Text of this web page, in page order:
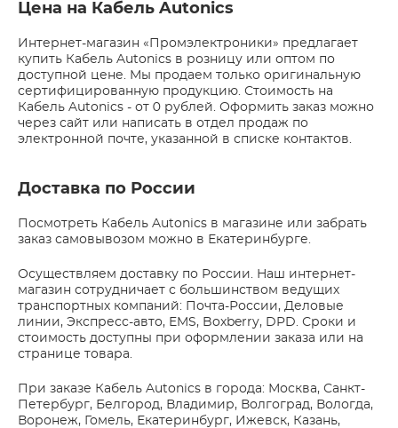
Цена на Кабель Autonics
Интернет-магазин «Промэлектроники» предлагает
купить Кабель Autonics в розницу или оптом по
доступной цене. Мы продаем только оригинальную
сертифицированную продукцию. Стоимость на
Кабель Autonics - от 0 рублей. Оформить заказ можно
через сайт или написать в отдел продаж по
электронной почте, указанной в списке контактов.
Доставка по России
Посмотреть Кабель Autonics в магазине или забрать
заказ самовывозом можно в Екатеринбурге.
Осуществляем доставку по России. Наш интернет-
магазин сотрудничает с большинством ведущих
транспортных компаний: Почта-России, Деловые
линии, Экспресс-авто, EMS, Boxberry, DPD. Сроки и
стоимость доступны при оформлении заказа или на
странице товара.
При заказе Кабель Autonics в города: Москва, Санкт-
Петербург, Белгород, Владимир, Волгоград, Вологда,
Воронеж, Гомель, Екатеринбург, Ижевск, Казань,